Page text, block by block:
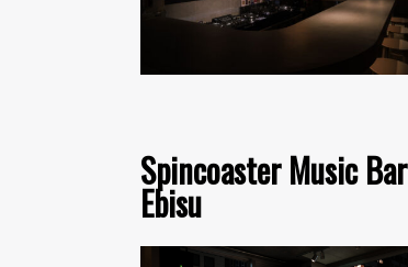
Spincoaster Music Bar
Ebisu